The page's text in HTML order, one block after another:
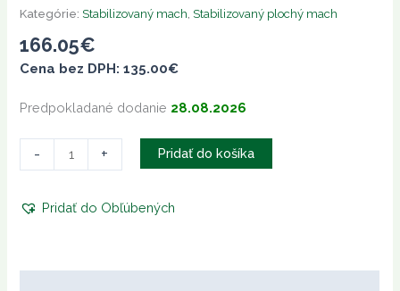
Kategórie:Stabilizovaný mach ,Stabilizovaný plochý mach
166.05€
Cena bez DPH:135.00€
Predpokladané dodanie 28.08.2026
- + Pridať do košíka
Pridať do Obľúbených